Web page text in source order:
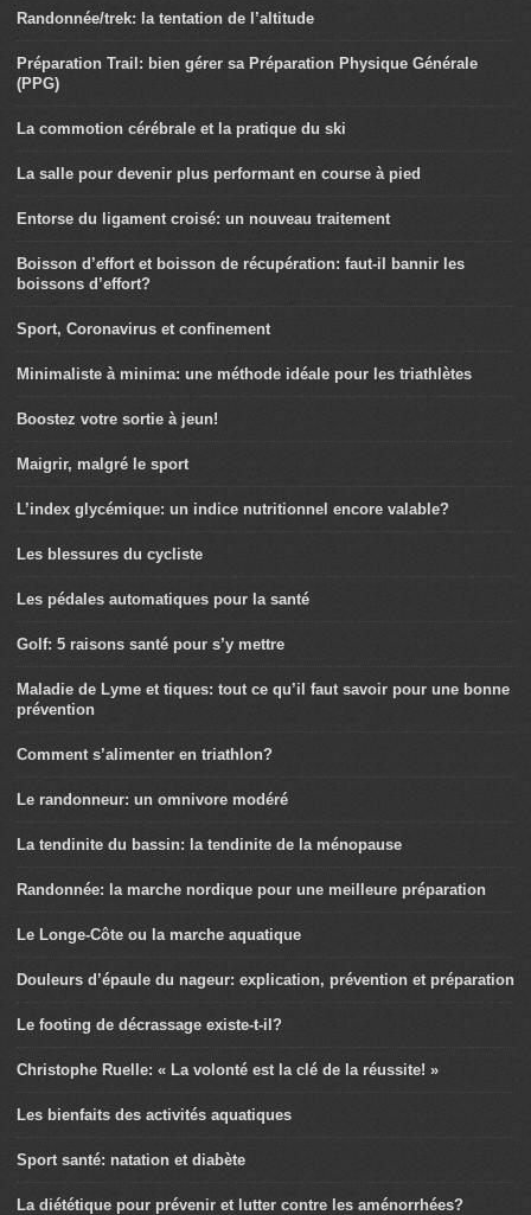
Randonnée/trek: la tentation de l’altitude
Préparation Trail: bien gérer sa Préparation Physique Générale
(PPG)
La commotion cérébrale et la pratique du ski
La salle pour devenir plus performant en course à pied
Entorse du ligament croisé: un nouveau traitement
Boisson d’effort et boisson de récupération: faut-il bannir les
boissons d’effort?
Sport, Coronavirus et confinement
Minimaliste à minima: une méthode idéale pour les triathlètes
Boostez votre sortie à jeun!
Maigrir, malgré le sport
L’index glycémique: un indice nutritionnel encore valable?
Les blessures du cycliste
Les pédales automatiques pour la santé
Golf: 5 raisons santé pour s’y mettre
Maladie de Lyme et tiques: tout ce qu’il faut savoir pour une bonne
prévention
Comment s’alimenter en triathlon?
Le randonneur: un omnivore modéré
La tendinite du bassin: la tendinite de la ménopause
Randonnée: la marche nordique pour une meilleure préparation
Le Longe-Côte ou la marche aquatique
Douleurs d’épaule du nageur: explication, prévention et préparation
Le footing de décrassage existe-t-il?
Christophe Ruelle: « La volonté est la clé de la réussite! »
Les bienfaits des activités aquatiques
Sport santé: natation et diabète
La diététique pour prévenir et lutter contre les aménorrhées?